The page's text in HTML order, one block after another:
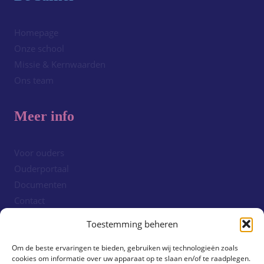
Toestemming beheren
Om de beste ervaringen te bieden, gebruiken wij technologieën zoals
cookies om informatie over uw apparaat op te slaan en/of te raadplegen.
Homepage
Onze school
Missie & Kernwaarden
Meer info
Voor ouders
Ouderportaal
Documenten
Contact
Volg ons!